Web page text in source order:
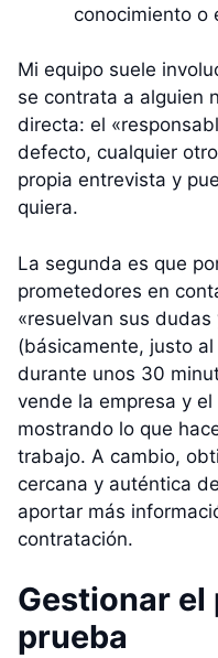
conocimiento o
Mi equipo suele
se contrata a alguien
directa: el
defecto, cualquier
propia entrevista y
quiera.
La segunda es que
prometedores en
«resuelvan sus
(básicamente, justo
durante unos 30
vende la empresa y
mostrando lo que
trabajo. A cambio,
cercana y auténtica
aportar más
contratación.
Gestionar el
prueba